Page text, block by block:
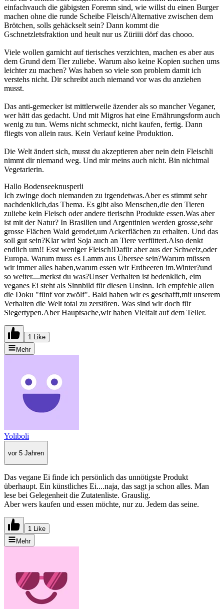
einfachvauch die gäbigsten Foremn sind, wie willst du einen Burger
machen ohne die runde Scheibe Fleisch/Alternative zwischen dem
Brötchen, solls gehäckselt sein? Dann kommt die
Gschnetzletsfraktion und heult nur us Züriiii dörf das chooo.
Viele wollen garnicht auf tierisches verzichten, machen es aber aus
dem Grund dem Tier zuliebe. Warum also keine Kopien suchen ums
leichter zu machen? Was haben so viele son problem damit ich
verstehs nicht. Dir schreibt auch niemand vor was du anziehen
musst.
Das anti-gemecker ist mittlerweile äzender als so mancher Veganer,
wer hätt das gedacht. Und mit Migros hat eine Ernährungsform auch
wenig zu tun. Wems nicht schmeckt, nicht kaufen, fertig. Dann
fliegts von allein raus. Kein Verlauf keine Produktion.
Die Welt ändert sich, musst du akzeptieren aber nein dein Fleischli
nimmt dir niemand weg. Und mir meins auch nicht. Bin nichtmal
Vegetarierin.
Hallo Bodenseeknusperli
Ich zwinge doch niemanden zu irgendetwas.Aber es stimmt sehr
nachdenklich,das Thema. Es gibt also Menschen,die den Tieren
zuliebe kein Fleisch oder andere tierischn Produkte essen.Was aber
ist mit der Natur? In Brasilien und Argentinien werden grosse,sehr
grosse Flächen Wald gerodet,um Ackerflächen zu erhalten. Und das
soll gut sein?Klar wird Soja auch an Tiere verfüttert.Also denkt
endlich um!! Esst weniger Fleisch!Dafür aber aus der Schweiz,oder
Europa. Warum muss es Lamm aus Übersee sein?Warum müssen
wir immer alles haben,warum essen wir Erdbeeren im.Winter?und
so weiter....merkst du was?Unser Verhalten ist bedenklich, eim
veganes Ei steht als Sinnbild für diesen Unsinn. Ich empfehle allen
die Doku "fünf vor zwölf". Bald haben wir es geschafft,mit unserem
Verhalten die Welt total zu zerstören. Was sind wir doch für
Siegertypen.Aber Hauptsache,wir haben Vielfalt auf dem Teller.
1 Like
Mehr
Yoliboli
vor 5 Jahren
Das vegane Ei finde ich persönlich das unnötigste Produkt
überhaupt. Ein künstliches Ei....naja, das sagt ja schon alles. Man
lese bei Gelegenheit die Zutatenliste. Grauslig.
Aber wers kaufen und essen möchte, nur zu. Jedem das seine.
1 Like
Mehr